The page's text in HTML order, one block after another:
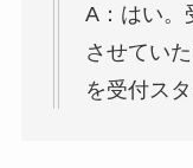
A：はい。
させてい
を受付ス